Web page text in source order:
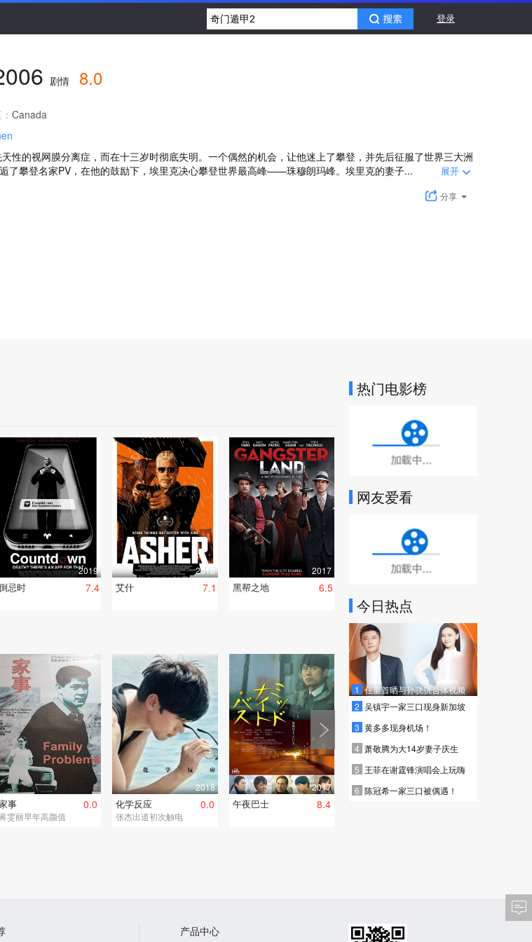
登录
剧情 8.0
Canada
性的视网膜分离症，而在十三岁时彻底失明。一个偶然的机会，让他迷上了攀登，并先后征服了世界三大洲
攀登名家PV，在他的鼓励下，埃里克决心攀登世界最高峰——珠穆朗玛峰。埃里克的妻子...
展开
分享
2019
忌时 7.4
2018
艾什 7.1
2017
黑帮之地 6.5
事 0.0
雯丽早年高颜值
2018
化学反应 0.0
张杰出道初次触电
2017
午夜巴士 8.4
热门电影榜
网友爱看
今日热点
1 任重首晒与孙骁骁合体视频
2 吴镇宇一家三口现身新加坡
3 黄多多现身机场！
4 萧敬腾为大14岁妻子庆生
5 王菲在谢霆锋演唱会上玩嗨
6 陈冠希一家三口被偶遇！
产品中心